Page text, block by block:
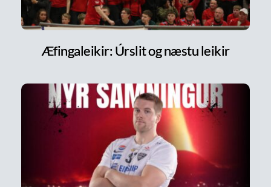
Æfingaleikir: Úrslit og næstu leikir